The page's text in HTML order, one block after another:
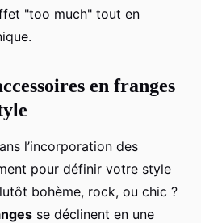
"too much" tout en
en franges
l’incorporation des
pour définir votre style
bohème, rock, ou chic ?
se déclinent en une